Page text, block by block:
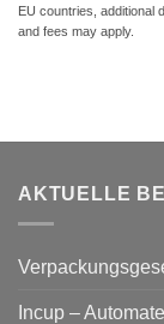
EU countries, additional
and fees may apply.
AKTUELLE
Incup –